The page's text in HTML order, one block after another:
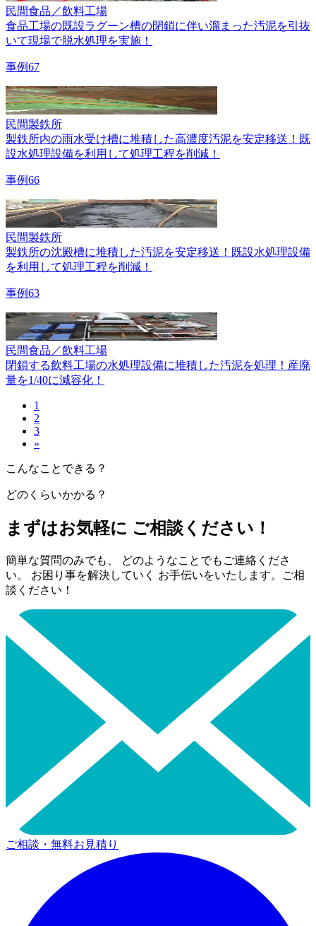
民間食品／飲料工場
食品工場の既設ラグーン槽の閉鎖に伴い溜まった汚泥を引抜
いて現場で脱水処理を実施！
事例67
民間製鉄所
製鉄所内の雨水受け槽に堆積した高濃度汚泥を安定移送！既
設水処理設備を利用して処理工程を削減！
事例66
民間製鉄所
製鉄所の沈殿槽に堆積した汚泥を安定移送！既設水処理設備
を利用して処理工程を削減！
事例63
民間食品／飲料工場
閉鎖する飲料工場の水処理設備に堆積した汚泥を処理！産廃
量を1/40に減容化！
1
2
3
»
こんなことできる？
どのくらいかかる？
まずはお気軽に ご相談ください！
簡単な質問のみでも、 どのようなことでもご連絡くださ
い。 お困り事を解決していく お手伝いをいたします。ご相
談ください！
ご相談・無料お見積り